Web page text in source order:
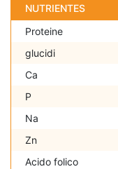
NUTRIENTES
Proteine
glucidi
Ca
P
Na
Zn
Acido folico